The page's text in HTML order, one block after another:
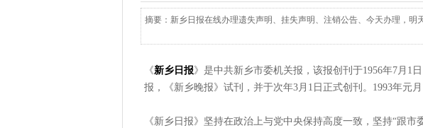
摘要：新乡日报在线办理遗失声明、挂失声明、注销公告、今天办理，明
《新乡日报》是中共新乡市委机关报，该报创刊于1956年7月1
报，《新乡晚报》试刊，并于次年3月1日正式创刊。1993年元
《新乡日报》坚持在政治上与党中央保持高度一致，坚持“跟